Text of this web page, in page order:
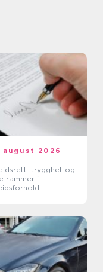
august 2026
trygghet og
rammer i